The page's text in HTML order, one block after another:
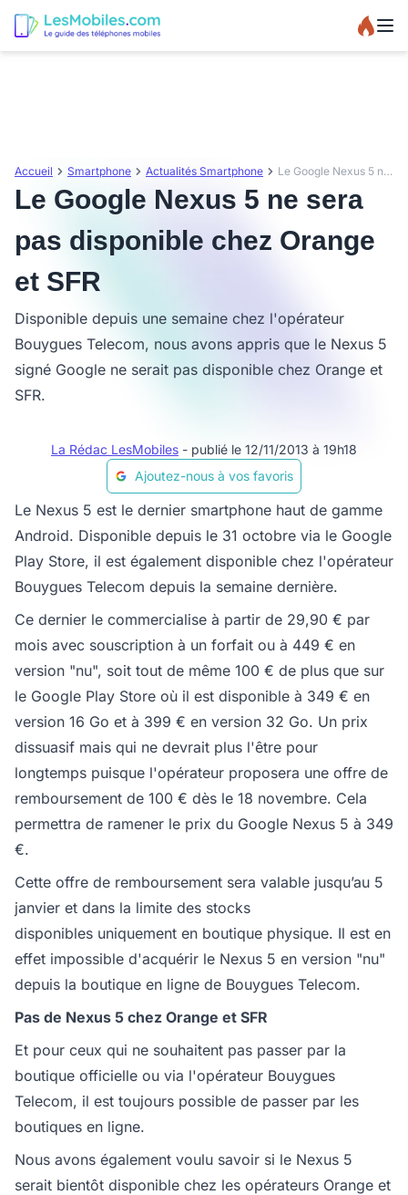
Accueil Smartphone Actualités Smartphone Le Google Nexus 5 ne sera pas disponible chez Orange et SFR
Le Google Nexus 5 ne sera
pas disponible chez Orange
et SFR
Disponible depuis une semaine chez l'opérateur
Bouygues Telecom, nous avons appris que le Nexus 5
signé Google ne serait pas disponible chez Orange et
SFR.
La Rédac LesMobiles - publié le 12/11/2013 à 19h18
Ajoutez-nous à vos favoris
Le Nexus 5 est le dernier smartphone haut de gamme
Android. Disponible depuis le 31 octobre via le Google
Play Store, il est également disponible chez l'opérateur
Bouygues Telecom depuis la semaine dernière.
Ce dernier le commercialise à partir de 29,90 € par
mois avec souscription à un forfait ou à 449 € en
version "nu", soit tout de même 100 € de plus que sur
le Google Play Store où il est disponible à 349 € en
version 16 Go et à 399 € en version 32 Go. Un prix
dissuasif mais qui ne devrait plus l'être pour
longtemps puisque l'opérateur proposera une offre de
remboursement de 100 € dès le 18 novembre. Cela
permettra de ramener le prix du Google Nexus 5 à 349
€.
Cette offre de remboursement sera valable jusqu’au 5
janvier et dans la limite des stocks
disponibles uniquement en boutique physique. Il est en
effet impossible d'acquérir le Nexus 5 en version "nu"
depuis la boutique en ligne de Bouygues Telecom.
Pas de Nexus 5 chez Orange et SFR
Et pour ceux qui ne souhaitent pas passer par la
boutique officielle ou via l'opérateur Bouygues
Telecom, il est toujours possible de passer par les
boutiques en ligne.
Nous avons également voulu savoir si le Nexus 5
serait bientôt disponible chez les opérateurs Orange et